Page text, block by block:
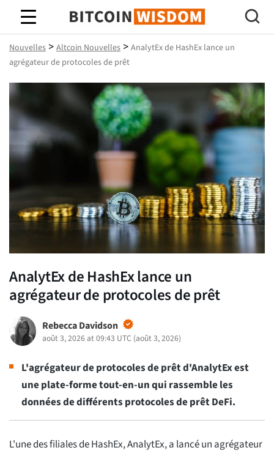
Bitcoin Sagesse
Nouvelles > Altcoin Nouvelles > AnalytEx de HashEx lance un
agrégateur de protocoles de prêt
AnalytEx de HashEx lance un
agrégateur de protocoles de prêt
Rebecca Davidson
août 3, 2026 at 09:43 UTC (août 3, 2026)
L'agrégateur de protocoles de prêt d'AnalytEx est
une plate-forme tout-en-un qui rassemble les
données de différents protocoles de prêt DeFi.
L'une des filiales de HashEx, AnalytEx, a lancé un agrégateur